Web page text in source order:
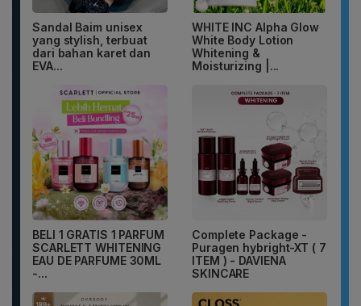
Sandal Baim unisex
yang stylish, terbuat
dari bahan karet dan
EVA...
WHITE INC Alpha Glow
White Body Lotion
Whitening &
Moisturizing |...
BELI 1 GRATIS 1 PARFUM
SCARLETT WHITENING
EAU DE PARFUME 30ML
-...
Complete Package -
Puragen hybright-XT ( 7
ITEM ) - DAVIENA
SKINCARE